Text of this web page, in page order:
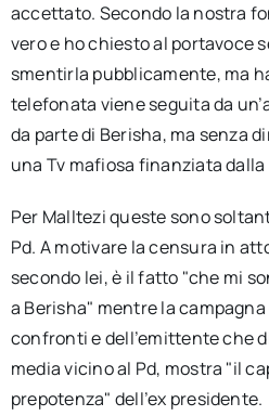
accettato. Secondo la nostra
vero e ho chiesto al portavoce
smentirla pubblicamente, ma
telefonata viene seguita da
da parte di Berisha, ma senza
una Tv mafiosa finanziata dalla
Per Malltezi queste sono
Pd. A motivare la censura in
secondo lei, è il fatto "che mi
a Berisha" mentre la
confronti e dell’emittente che
media vicino al Pd, mostra "il
prepotenza" dell’ex presidente.